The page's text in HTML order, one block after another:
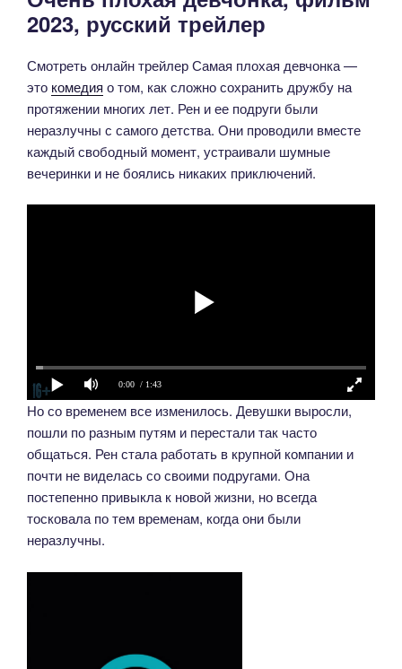
2023, русский трейлер
Смотреть онлайн трейлер Самая плохая девчонка —
это комедия о том, как сложно сохранить дружбу на
протяжении многих лет. Рен и ее подруги были
неразлучны с самого детства. Они проводили вместе
каждый свободный момент, устраивали шумные
вечеринки и не боялись никаких приключений.
0:00 / 1:43
Но со временем все изменилось. Девушки выросли,
пошли по разным путям и перестали так часто
общаться. Рен стала работать в крупной компании и
почти не виделась со своими подругами. Она
постепенно привыкла к новой жизни, но всегда
тосковала по тем временам, когда они были
неразлучны.